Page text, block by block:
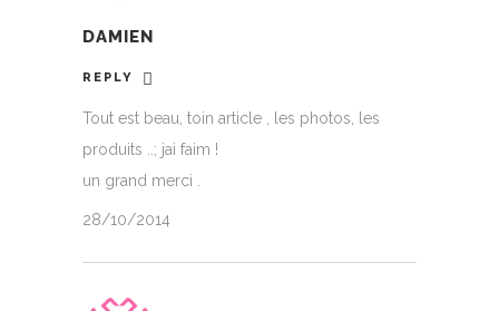
DAMIEN
REPLY
Tout est beau, toin article , les photos, les
produits ..; jai faim !
un grand merci .
28/10/2014